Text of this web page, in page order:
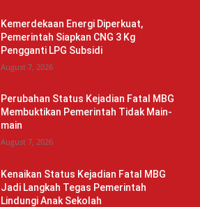
Kemerdekaan Energi Diperkuat,
Pemerintah Siapkan CNG 3 Kg
Pengganti LPG Subsidi
August 7, 2026
Perubahan Status Kejadian Fatal MBG
Membuktikan Pemerintah Tidak Main-
main
August 7, 2026
Kenaikan Status Kejadian Fatal MBG
Jadi Langkah Tegas Pemerintah
Lindungi Anak Sekolah